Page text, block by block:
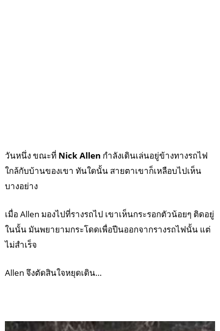
วันหนึ่ง ขณะที่ Nick Allen กำลังเดินเล่นอยู่ข้างทางรถไฟ
ใกล้กับบ้านของเขา ทันใดนั้น สายตาเขาก็เหลือบไปเห็น
บางอย่าง
เมื่อ Allen มองไปที่รางรถไป เขาเห็นกระรอกตัวน้อยๆ ติดอยู่
ในนั้น มันพยายามกระโดดเพื่อปีนออกจากรางรถไฟนั้น แต่
ไม่สำเร็จ
Allen จึงตัดสินใจหยุดเดิน…